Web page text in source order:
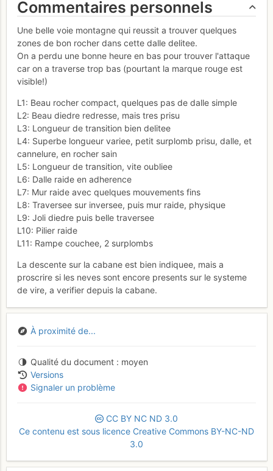
Commentaires personnels
Une belle voie montagne qui reussit a trouver quelques
zones de bon rocher dans cette dalle delitee.
On a perdu une bonne heure en bas pour trouver l'attaque
car on a traverse trop bas (pourtant la marque rouge est
visible!)
L1: Beau rocher compact, quelques pas de dalle simple
L2: Beau diedre redresse, mais tres prisu
L3: Longueur de transition bien delitee
L4: Superbe longueur variee, petit surplomb prisu, dalle, et
cannelure, en rocher sain
L5: Longueur de transition, vite oubliee
L6: Dalle raide en adherence
L7: Mur raide avec quelques mouvements fins
L8: Traversee sur inversee, puis mur raide, physique
L9: Joli diedre puis belle traversee
L10: Pilier raide
L11: Rampe couchee, 2 surplombs
La descente sur la cabane est bien indiquee, mais a
proscrire si les neves sont encore presents sur le systeme
de vire, a verifier depuis la cabane.
À proximité de...
Qualité du document
moyen
Versions
Signaler un problème
CC BY NC ND 3.0
Ce contenu est sous licence Creative Commons BY-NC-ND
3.0